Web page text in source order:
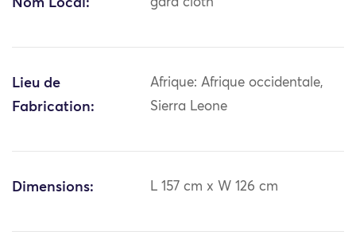
Nom Local: gara cloth
Lieu de
Fabrication:
Afrique: Afrique occidentale,
Sierra Leone
Dimensions: L 157 cm x W 126 cm